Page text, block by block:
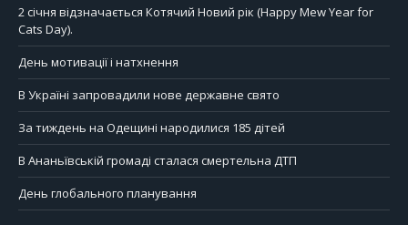
2 січня відзначається Котячий Новий рік (Happy Mew Year for
Cats Day).
День мотивації і натхнення
В Україні запровадили нове державне свято
За тиждень на Одещині народилися 185 дітей
В Ананьївській громаді сталася смертельна ДТП
День глобального планування